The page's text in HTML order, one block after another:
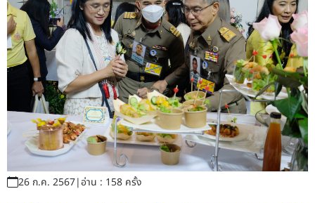
สายตรงผู้บริหาร
26 ก.ค. 2567|อ่าน : 158 ครั้ง